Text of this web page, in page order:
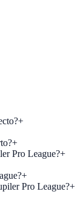
+
+
Pro League?+
+
Pro League?+